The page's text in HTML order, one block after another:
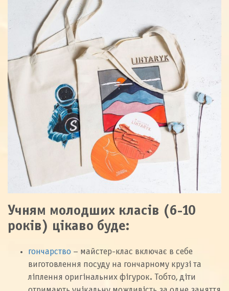
Учням молодших класів (6-10
років) цікаво буде:
гончарство – майстер-клас включає в себе
виготовлення посуду на гончарному крузі та
ліплення оригінальних фігурок. Тобто, діти